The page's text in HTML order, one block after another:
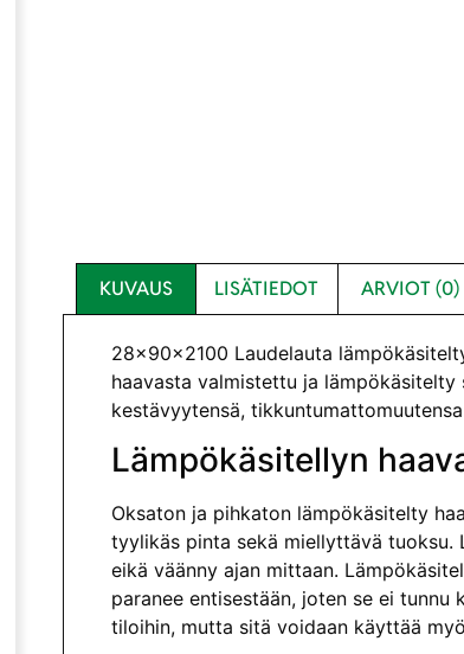
KUVAUS LISÄTIEDOT ARVIOT (0)
28x90x2100 Laudelauta
haavasta valmistettu ja lämpökäsitelty
kestävyytensä,
Lämpökäsitellyn
Oksaton ja pihkaton lämpökäsitelty
tyylikäs pinta sekä miellyttävä tuoksu.
eikä väänny ajan mittaan.
paranee entisestään, joten se ei tunnu
tiloihin, mutta sitä voidaan käyttää